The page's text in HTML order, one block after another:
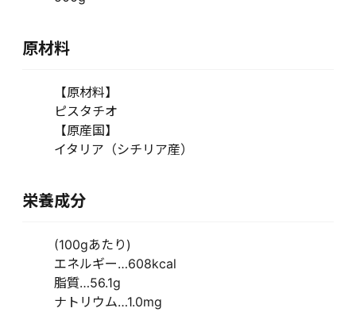
原材料
【原材料】
ピスタチオ
【原産国】
イタリア（シチリア産）
栄養成分
(100gあたり)
エネルギー…608kcal
脂質…56.1g
ナトリウム…1.0mg